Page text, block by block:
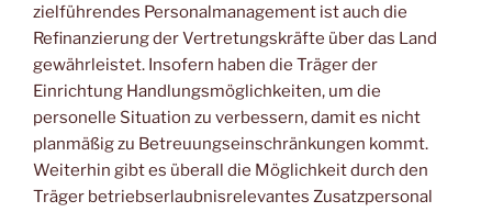
zielführendes Personalmanagement ist auch die
Refinanzierung der Vertretungskräfte über das Land
gewährleistet. Insofern haben die Träger der
Einrichtung Handlungsmöglichkeiten, um die
personelle Situation zu verbessern, damit es nicht
planmäßig zu Betreuungseinschränkungen kommt.
Weiterhin gibt es überall die Möglichkeit durch den
Träger betriebserlaubnisrelevantes Zusatzpersonal